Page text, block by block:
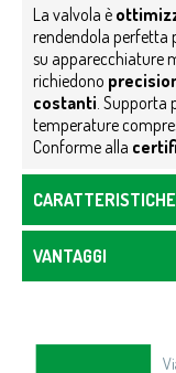
La valvola è
rendendola perfetta
su apparecchiature
richiedono
costanti Supporta
temperature
Conforme alla
CARATTERISTICHE
VANTAGGI